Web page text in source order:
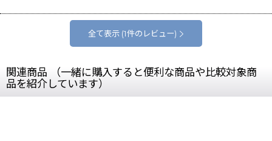
全て表示 (1件のレビュー)
関連商品 （一緒に購入すると便利な商品や比較対象商
品を紹介しています）